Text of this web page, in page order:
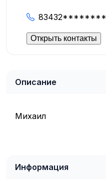
Открыть контакты
Описание
Михаил
Информация